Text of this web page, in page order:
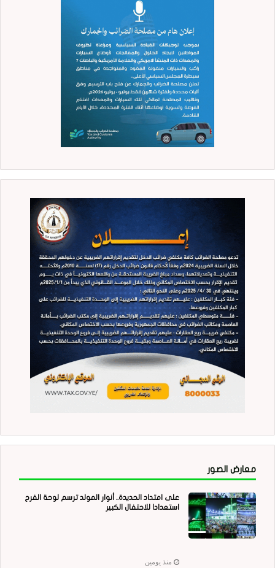
معارض الصور
على امتداد الحديدة.. أنوار المولد ترسم لوحة الفرح
استعدادا للاحتفال الكبير
منذ يومين